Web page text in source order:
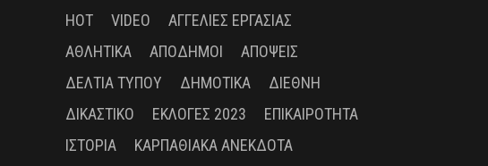
HOT
VIDEO
ΑΓΓΕΛΊΕΣ ΕΡΓΑΣΊΑΣ
ΑΘΛΗΤΙΚΆ
ΑΠΌΔΗΜΟΙ
ΑΠΌΨΕΙΣ
ΔΕΛΤΊΑ ΤΎΠΟΥ
ΔΗΜΟΤΙΚΆ
ΔΙΕΘΝΉ
ΔΙΚΑΣΤΙΚΌ
ΕΚΛΟΓΈΣ 2023
ΕΠΙΚΑΙΡΌΤΗΤΑ
ΙΣΤΟΡΊΑ
ΚΑΡΠΑΘΙΑΚΆ ΑΝΈΚΔΟΤΑ